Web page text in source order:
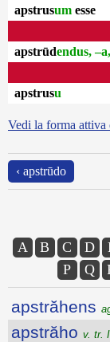
apstrusum esse
apstrūdendus,
apstrusu
Vedi la forma attiva
‹ apstrūdo
A B C D
P
Q
apstrăhens
apstrăho v. tr.